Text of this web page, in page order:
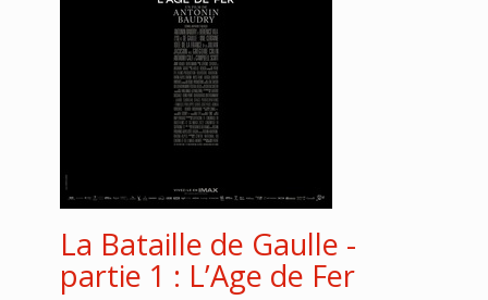
La Bataille de Gaulle -
partie 1 : L’Age de Fer